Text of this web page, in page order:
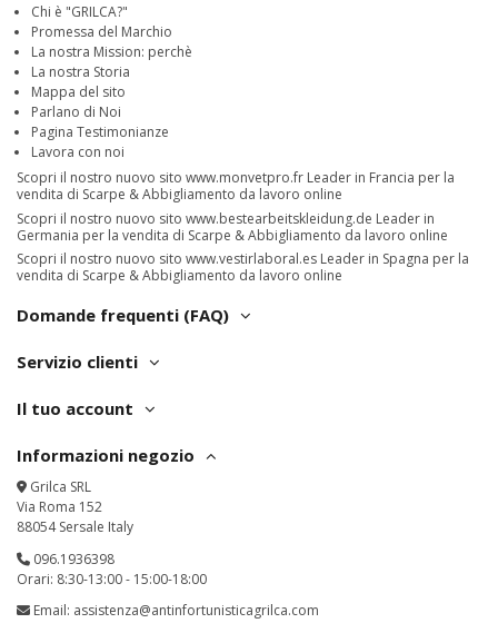
Chi è "GRILCA?"
Promessa del Marchio
La nostra Mission: perchè
La nostra Storia
Mappa del sito
Parlano di Noi
Pagina Testimonianze
Lavora con noi
Scopri il nostro nuovo sito www.monvetpro.fr Leader in Francia per la
vendita di Scarpe & Abbigliamento da lavoro online
Scopri il nostro nuovo sito www.bestearbeitskleidung.de Leader in
Germania per la vendita di Scarpe & Abbigliamento da lavoro online
Scopri il nostro nuovo sito www.vestirlaboral.es Leader in Spagna per la
vendita di Scarpe & Abbigliamento da lavoro online
Domande frequenti (FAQ)
Servizio clienti
Il tuo account
Informazioni negozio
Grilca SRL
Via Roma 152
88054 Sersale Italy
096.1936398
Orari: 8:30-13:00 - 15:00-18:00
Email: assistenza@antinfortunisticagrilca.com